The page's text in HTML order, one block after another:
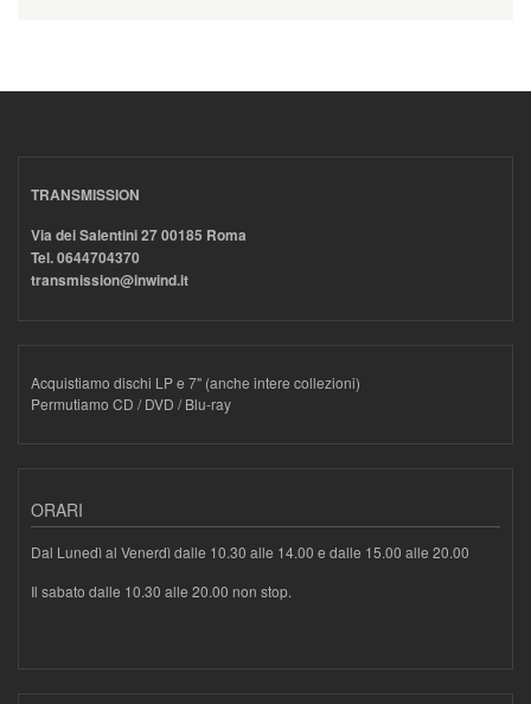
TRANSMISSION
Via dei Salentini 27 00185 Roma
Tel. 0644704370
transmission@inwind.it
Acquistiamo dischi LP e 7" (anche intere collezioni)
Permutiamo CD / DVD / Blu-ray
ORARI
Dal Lunedì al Venerdì dalle 10.30 alle 14.00 e dalle 15.00 alle 20.00
Il sabato dalle 10.30 alle 20.00 non stop.